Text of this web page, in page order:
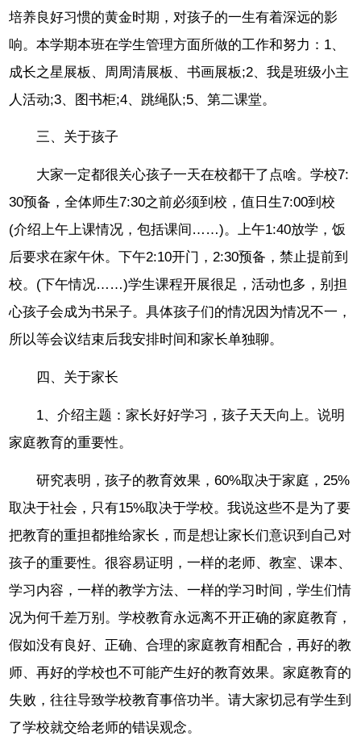
培养良好习惯的黄金时期，对孩子的一生有着深远的影
响。本学期本班在学生管理方面所做的工作和努力：1、
成长之星展板、周周清展板、书画展板;2、我是班级小主
人活动;3、图书柜;4、跳绳队;5、第二课堂。
三、关于孩子
大家一定都很关心孩子一天在校都干了点啥。学校7:
30预备，全体师生7:30之前必须到校，值日生7:00到校
(介绍上午上课情况，包括课间……)。上午1:40放学，饭
后要求在家午休。下午2:10开门，2:30预备，禁止提前到
校。(下午情况……)学生课程开展很足，活动也多，别担
心孩子会成为书呆子。具体孩子们的情况因为情况不一，
所以等会议结束后我安排时间和家长单独聊。
四、关于家长
1、介绍主题：家长好好学习，孩子天天向上。说明
家庭教育的重要性。
研究表明，孩子的教育效果，60%取决于家庭，25%
取决于社会，只有15%取决于学校。我说这些不是为了要
把教育的重担都推给家长，而是想让家长们意识到自己对
孩子的重要性。很容易证明，一样的老师、教室、课本、
学习内容，一样的教学方法、一样的学习时间，学生们情
况为何千差万别。学校教育永远离不开正确的家庭教育，
假如没有良好、正确、合理的家庭教育相配合，再好的教
师、再好的学校也不可能产生好的教育效果。家庭教育的
失败，往往导致学校教育事倍功半。请大家切忌有学生到
了学校就交给老师的错误观念。